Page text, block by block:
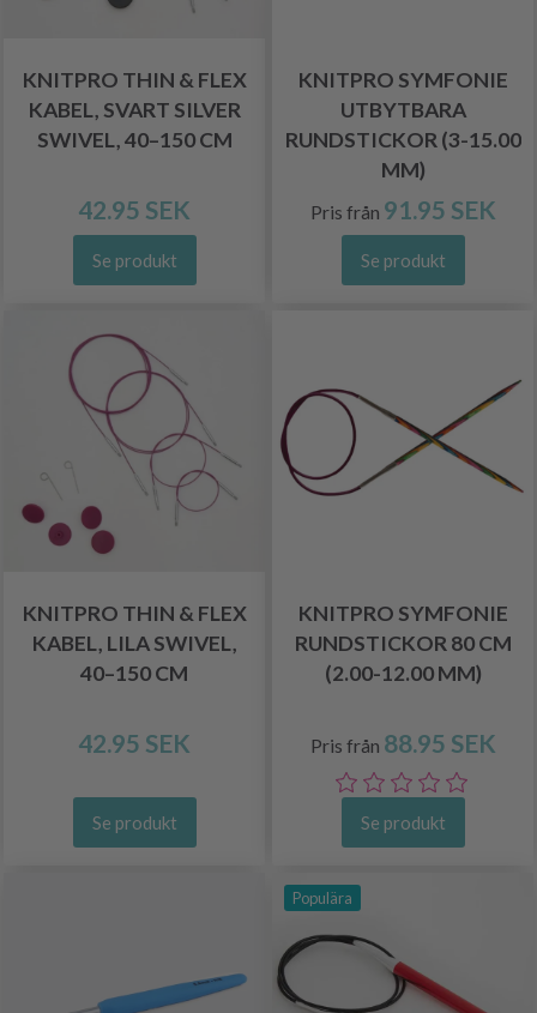
KNITPRO THIN & FLEX
KABEL, SVART SILVER
SWIVEL, 40–150 CM
42.95 SEK
Se produkt
KNITPRO SYMFONIE
UTBYTBARA
RUNDSTICKOR (3-15.00
MM)
Pris från 91.95 SEK
Se produkt
KNITPRO THIN & FLEX
KABEL, LILA SWIVEL,
40–150 CM
42.95 SEK
Se produkt
KNITPRO SYMFONIE
RUNDSTICKOR 80 CM
(2.00-12.00 MM)
Pris från 88.95 SEK
Se produkt
Populära